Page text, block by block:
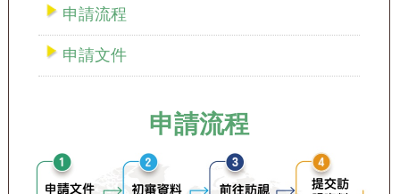
申請流程
申請文件
申請流程